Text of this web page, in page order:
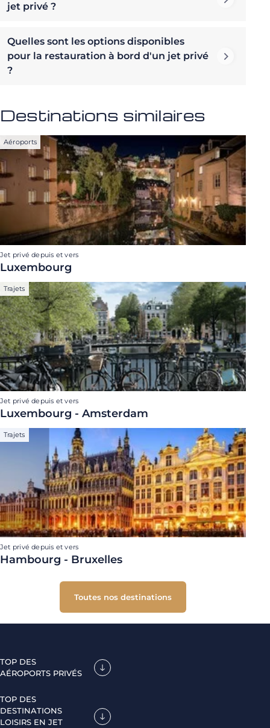
jet privé ?
Quelles sont les options disponibles
pour la restauration à bord d'un jet privé
?
Destinations similaires
Aéroports
Jet privé depuis et vers
Luxembourg
Trajets
Jet privé depuis et vers
Luxembourg - Amsterdam
Trajets
Jet privé depuis et vers
Hambourg - Bruxelles
Toutes nos destinations
TOP DES
AÉROPORTS PRIVÉS
TOP DES
DESTINATIONS
LOISIRS EN JET